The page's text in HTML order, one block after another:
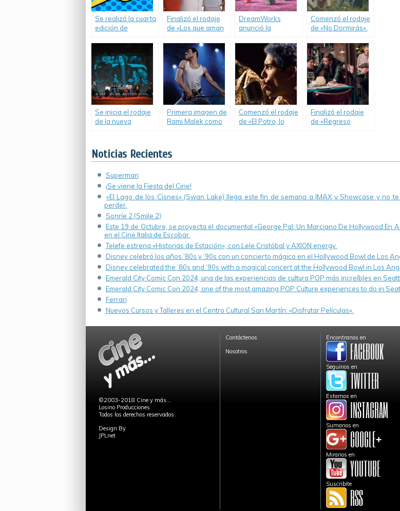
Se realizó la cuarta
edición de
Finalizó el rodaje
de «Los que aman
DreamWorks
anunció la
«Trolls 2».
Comenzó el rodaje
de «No Dormirás».
Se inicia el rodaje
de la nueva
Primera imagen de
Rami Malek como
Comenzó el rodaje
de «El Potro, lo
Finalizó el rodaje
de «Regreso
Noticias Recientes
Superman
¡Se viene la Fiesta del Cine!
«El Lago de los Cisnes» (Swan Lake) llega este fin de semana a IMAX y Showcase y no
perder.
Sonríe 2 (Smile 2)
Este 19 de Octubre, se proyecta el documental «George Pal: Un Marciano De Hollywood En
en el Cine Italia de Escobar.
Telefe estrena «Historias de Estación», con Lele Cristóbal y AXION energy.
Disney celebró los años ’80s y ’90s con un concierto mágico en el Hollywood Bowl de Los
Disney celebrated the ’80s and ’90s with a magical concert at the Hollywood Bowl in Los
Emerald City Comic Con 2024, una de las experiencias de cultura POP más increíbles en
Emerald City Comic Con 2024, one of the most amazing POP Culture experiences to do in
Ferrari
Nuevos Cursos y Talleres en el Centro Cultural San Martín: «Disfrutar Películas».
©2003-2018 Cine y más...
Losino Producciones
Todos los derechos reservados.
Design By
JPLnet
Contáctenos
Nosotros
Encontranos en
Seguinos en
Estamos en
Sumanos en
Miranos en
Suscribite